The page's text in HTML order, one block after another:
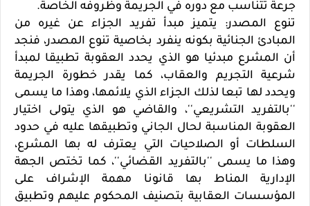
جرعة تتناسب مع دوره في الجريمة وظروفه الخاصة.
تنوع المصدر: يتميز مبدأ تفريد الجزاء عن غيره من
المبادئ الجنائية بكونه ينفرد بخاصية تنوع المصدر، فنجد
أن المشرع مبدئيا هو الذي يحدد العقوبة تطبيقا لمبدأ
شرعية التجريم والعقاب، كما يقدر خطورة الجريمة
ويحدد لها تبعا لذلك الجزاء الذي يلائمها، وهذا ما يسمى
''بالتفريد التشريعي''، والقاضي هو الذي يتولى اختيار
العقوبة المناسبة لحال الجاني وتطبيقها عليه في حدود
السلطات أو الصلاحيات التي يعترف له بها المشرع،
وهذا ما يسمى ''بالتفريد القضائي''، كما تختص الجهة
الإدارية المناط بها قانونا مهمة الإشراف على
المؤسسات العقابية بتصنيف المحكوم عليهم وتطبيق